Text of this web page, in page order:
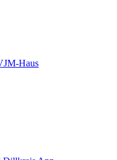
Haus